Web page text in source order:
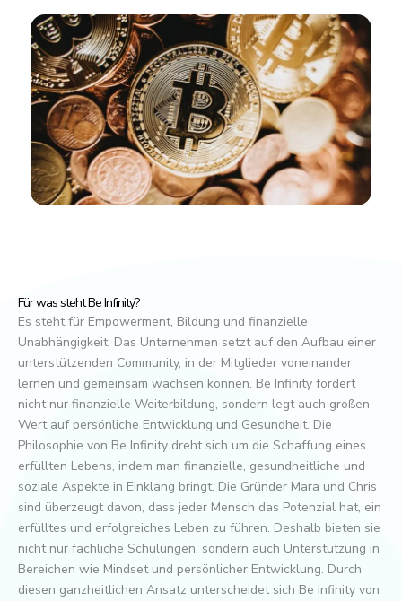
Für was steht Be Infinity?
Es steht für Empowerment, Bildung und finanzielle
Unabhängigkeit. Das Unternehmen setzt auf den Aufbau einer
unterstützenden Community, in der Mitglieder voneinander
lernen und gemeinsam wachsen können. Be Infinity fördert
nicht nur finanzielle Weiterbildung, sondern legt auch großen
Wert auf persönliche Entwicklung und Gesundheit. Die
Philosophie von Be Infinity dreht sich um die Schaffung eines
erfüllten Lebens, indem man finanzielle, gesundheitliche und
soziale Aspekte in Einklang bringt. Die Gründer Mara und Chris
sind überzeugt davon, dass jeder Mensch das Potenzial hat, ein
erfülltes und erfolgreiches Leben zu führen. Deshalb bieten sie
nicht nur fachliche Schulungen, sondern auch Unterstützung in
Bereichen wie Mindset und persönlicher Entwicklung. Durch
diesen ganzheitlichen Ansatz unterscheidet sich Be Infinity von